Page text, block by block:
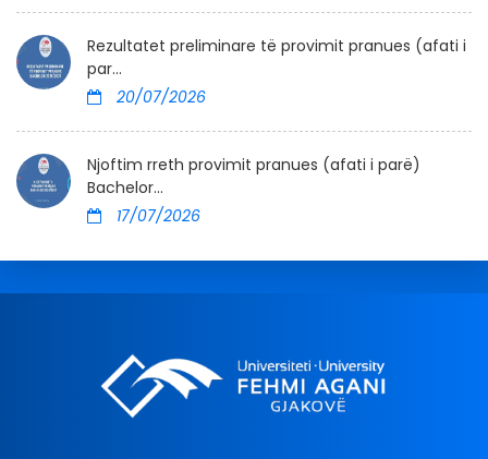
Rezultatet preliminare të provimit pranues (afati i
par...
20/07/2026
Njoftim rreth provimit pranues (afati i parë)
Bachelor...
17/07/2026